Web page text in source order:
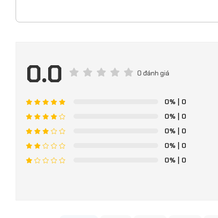
0.0 0 đánh giá
0% | 0
0% | 0
0% | 0
0% | 0
0% | 0